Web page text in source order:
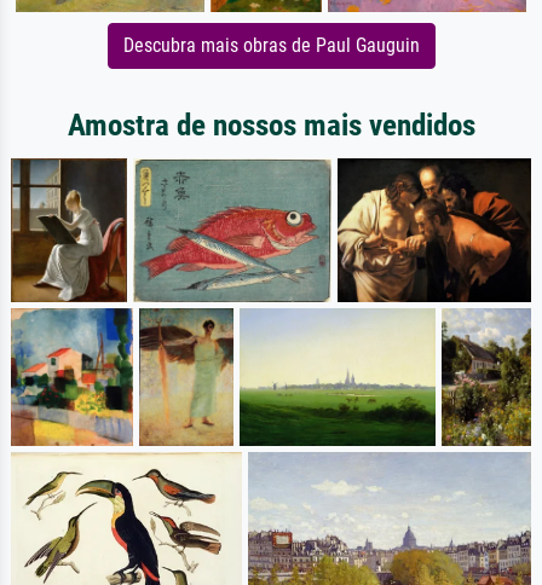
Descubra mais obras de Paul Gauguin
Amostra de nossos mais vendidos